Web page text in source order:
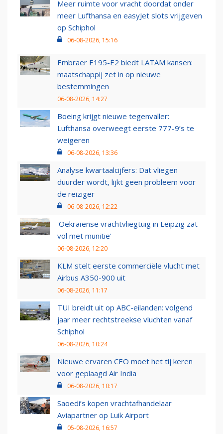
Meer ruimte voor vracht doordat onder
meer Lufthansa en easyJet slots vrijgeven
op Schiphol
06-08-2026, 15:16
Embraer E195-E2 biedt LATAM kansen:
maatschappij zet in op nieuwe
bestemmingen
06-08-2026, 14:27
Boeing krijgt nieuwe tegenvaller:
Lufthansa overweegt eerste 777-9’s te
weigeren
06-08-2026, 13:36
Analyse kwartaalcijfers: Dat vliegen
duurder wordt, lijkt geen probleem voor
de reiziger
06-08-2026, 12:22
'Oekraïense vrachtvliegtuig in Leipzig zat
vol met munitie'
06-08-2026, 12:20
KLM stelt eerste commerciële vlucht met
Airbus A350-900 uit
06-08-2026, 11:17
TUI breidt uit op ABC-eilanden: volgend
jaar meer rechtstreekse vluchten vanaf
Schiphol
06-08-2026, 10:24
Nieuwe ervaren CEO moet het tij keren
voor geplaagd Air India
06-08-2026, 10:17
Saoedi’s kopen vrachtafhandelaar
Aviapartner op Luik Airport
05-08-2026, 16:57